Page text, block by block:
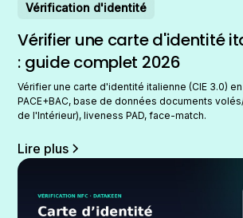
Vérification d'identité
Vérifier une carte d'identité
: guide complet 2026
Vérifier une carte d'identité italienne (CIE 3.0)
PACE+BAC, base de données documents
de l'Intérieur), liveness PAD, face-match.
Lire plus